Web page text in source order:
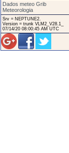
Dados meteo Grib
Meteorologia
Srv = NEPTUNE2.
Version = trunk VLM2_V28.1_
07/14/20 08:00:45 AM UTC